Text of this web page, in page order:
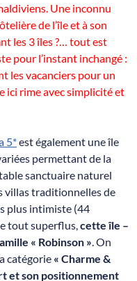
Une inconnu
de l’île et à son
les 3 îles ?… tout est
pour l’instant inchangé :
les vacanciers pour un
ici rime avec simplicité et
5*est également une île
permettant de la
sanctuaire naturel
villas traditionnelles de
plus intimiste (44
tout superflus, cette île –
« Robinson » . On
catégorie « Charme &
et son positionnement